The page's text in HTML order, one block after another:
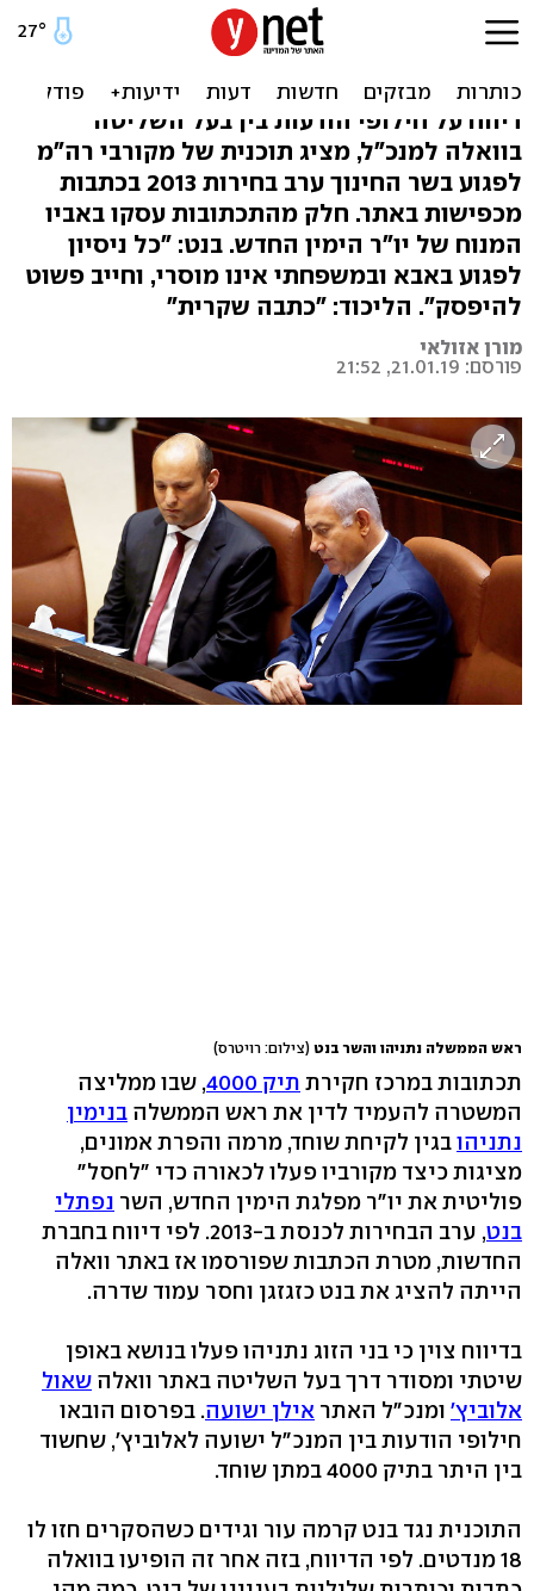
בנט על "תוכנית לחיסולו דרך
אביו": "לא מוסרי"
דיווח על חילופי הודעות בין בעל השליטה
בוואלה למנכ"ל, מציג תוכנית של מקורבי רה"מ
לפגוע בשר החינוך ערב בחירות 2013 בכתבות
מכפישות באתר. חלק מהתכתובות עסקו באביו
המנוח של יו"ר הימין החדש. בנט: "כל ניסיון
לפגוע באבא ובמשפחתי אינו מוסרי, וחייב פשוט
להיפסק". הליכוד: "כתבה שקרית"
מורן אזולאי
פורסם: 21.01.19, 21:52
ראש הממשלה נתניהו והשר בנט (צילום: רויטרס)
תכתובות במרכז חקירת תיק 4000
, שבו ממליצה
המשטרה להעמיד לדין את ראש הממשלה בנימין
נתניהובגין לקיחת שוחד, מרמה והפרת אמונים,
מציגות כיצד מקורביו פעלו לכאורה כדי "לחסל"
פוליטית את יו"ר מפלגת הימין החדש, השר נפתלי
בנט
, ערב הבחירות לכנסת ב-2013. לפי דיווח בחברת
החדשות, מטרת הכתבות שפורסמו אז באתר וואלה
הייתה להציג את בנט כזגזגן וחסר עמוד שדרה.
בדיווח צוין כי בני הזוג נתניהו פעלו בנושא באופן
שיטתי ומסודר דרך בעל השליטה באתר וואלה שאול
אלוביץ' ומנכ"ל האתר אילן ישועה. בפרסום הובאו
חילופי הודעות בין המנכ"ל ישועה לאלוביץ', שחשוד
בין היתר בתיק 4000 במתן שוחד.
התוכנית נגד בנט קרמה עור וגידים כשהסקרים חזו לו
18 מנדטים. לפי הדיווח, בזה אחר זה הופיעו בוואלה